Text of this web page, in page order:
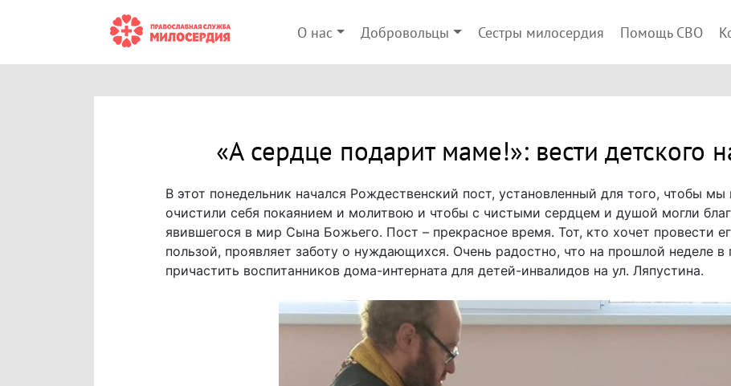
О нас Добровольцы Сестры милосердия Помощь СВО
«А сердце подарит маме!»: вести детского
В этот понедельник начался Рождественский пост, установленный для того, чтобы
очистили себя покаянием и молитвою и чтобы с чистыми сердцем и душой могли
явившегося в мир Сына Божьего. Пост – прекрасное время. Тот, кто хочет провести
пользой, проявляет заботу о нуждающихся. Очень радостно, что на прошлой неделе в
причастить воспитанников дома-интерната для детей-инвалидов на ул. Ляпустина.